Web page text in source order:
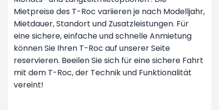
Mietpreise des T-Roc variieren je nach Modelljahr,
Mietdauer, Standort und Zusatzleistungen. Für
eine sichere, einfache und schnelle Anmietung
können Sie Ihren T-Roc auf unserer Seite
reservieren. Beeilen Sie sich für eine sichere Fahrt
mit dem T-Roc, der Technik und Funktionalität
vereint!